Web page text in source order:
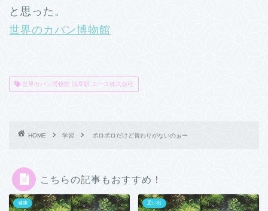
と思った。
世界のカバン博物館
世界カバン博物館 浅草駅 エース株式会社
HOME 学習 ボロボロだけど替わりがないのぉー
こちらの記事もおすすめ！
健康 思い出